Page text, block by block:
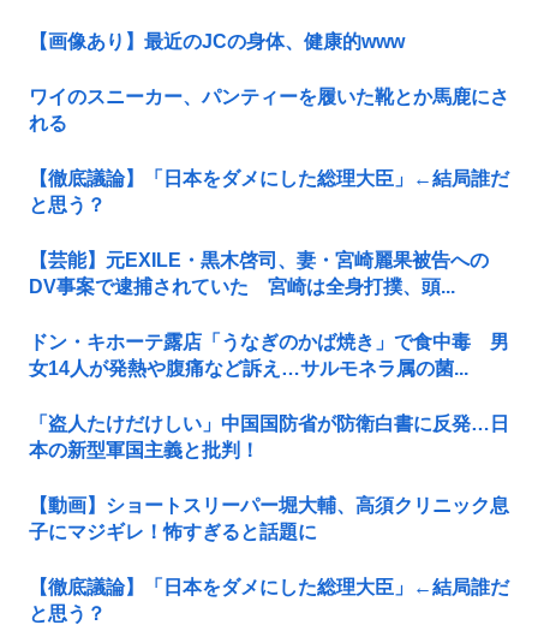
【画像あり】最近のJCの身体、健康的www
ワイのスニーカー、パンティーを履いた靴とか馬鹿にさ
れる
【徹底議論】「日本をダメにした総理大臣」←結局誰だ
と思う？
【芸能】元EXILE・黒木啓司、妻・宮崎麗果被告への
DV事案で逮捕されていた 宮崎は全身打撲、頭...
ドン・キホーテ露店「うなぎのかば焼き」で食中毒 男
女14人が発熱や腹痛など訴え…サルモネラ属の菌...
「盗人たけだけしい」中国国防省が防衛白書に反発…日
本の新型軍国主義と批判！
【動画】ショートスリーパー堀大輔、高須クリニック息
子にマジギレ！怖すぎると話題に
【徹底議論】「日本をダメにした総理大臣」←結局誰だ
と思う？